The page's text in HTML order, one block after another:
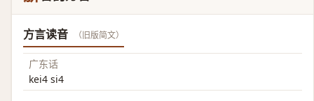
方言读音 （旧版简文）
广东话
kei4 si4